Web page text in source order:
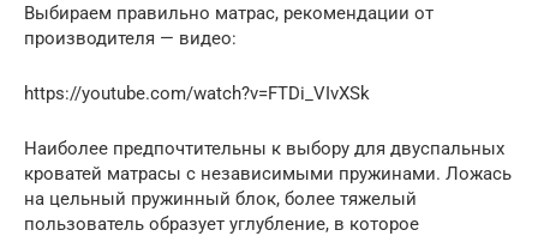
Выбираем правильно матрас, рекомендации от
производителя — видео:
https://youtube.com/watch?v=FTDi_VIvXSk
Наиболее предпочтительны к выбору для двуспальных
кроватей матрасы с независимыми пружинами. Ложась
на цельный пружинный блок, более тяжелый
пользователь образует углубление, в которое